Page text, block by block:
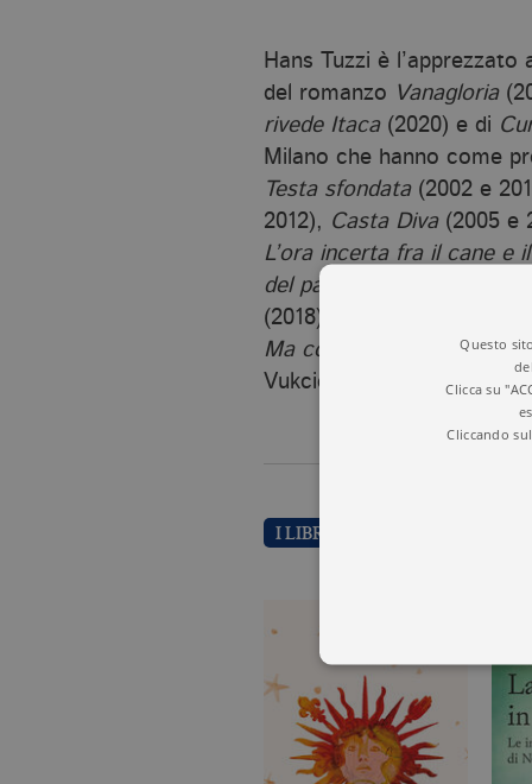
Hans Tuzzi è
del romanzo Vanagloria
rivede Itaca(2020) e di
Milano che hanno come
Testa sfondata(2002 e
2012), Casta Diva(2005 e
L’ora incerta fra il cane e
del passato
(2018),
Ma cos’è questo nulla?
Vukcic,
Il Trio dell’arciduca
I LIBRI DI HANS TUZZI
Questo
Clicca su
Cliccando
I cookie tecnici sono
dell'account. Il sito Web